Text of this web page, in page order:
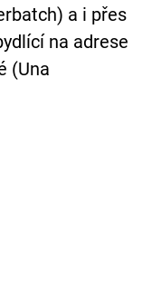
a i přes
na adrese
(Una